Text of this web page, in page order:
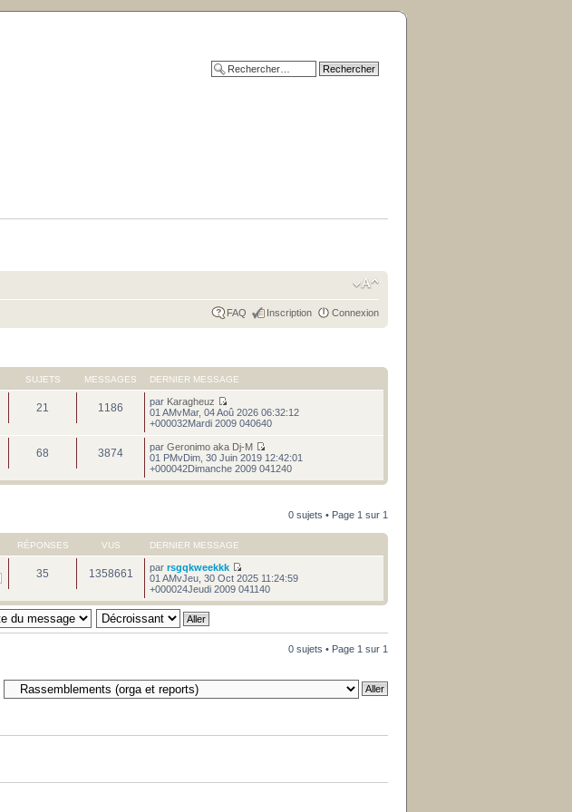
FAQ Inscription Connexion
SUJETS MESSAGES DERNIER MESSAGE
21 1186 par Karagheuz
01 AMvMar, 04 Aoû 2026 06:32:12
+000032Mardi 2009 040640
68 3874 parGeronimo aka Dj-M
01 PMvDim, 30 Juin 2019 12:42:01
+000042Dimanche 2009 041240
0 sujets • Page 1 sur 1
RÉPONSES VUS DERNIER MESSAGE
35 1358661 parrsgqkweekkk
01 AMvJeu, 30 Oct 2025 11:24:59
+000024Jeudi 2009 041140
0 sujets • Page 1 sur 1